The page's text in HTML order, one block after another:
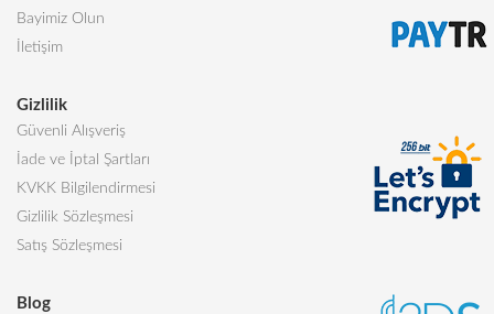
Bayimiz Olun
İletişim
Gizlilik
Güvenli Alışveriş
İade ve İptal Şartları
KVKK Bilgilendirmesi
Gizlilik Sözleşmesi
Satış Sözleşmesi
Blog